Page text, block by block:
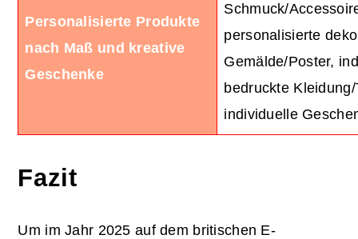
Personalisierte Produkte
nach Maß und kreative
Geschenke
Schmuck/
personalisierte
Gemälde/Poster,
bedruckte
individuelle
Fazit
Um im Jahr 2025 auf dem britischen E-